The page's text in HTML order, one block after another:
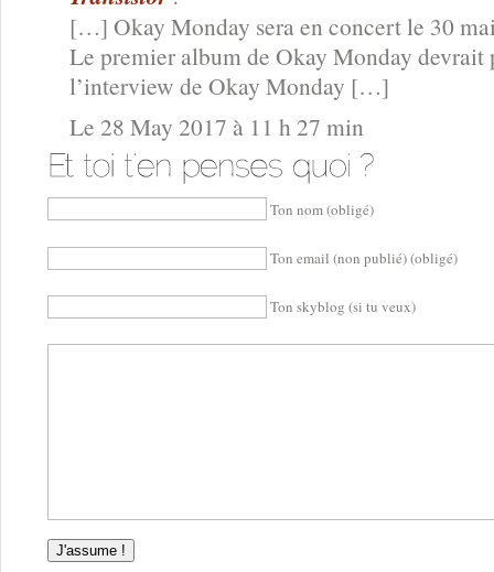
[…] Okay Monday sera en concert le 30
Le premier album de Okay Monday devrait
l’interview de Okay Monday […]
Le 28 May 2017 à 11 h 27 min
Ton nom (obligé)
Ton email (non publié) (obligé)
Ton skyblog (si tu veux)